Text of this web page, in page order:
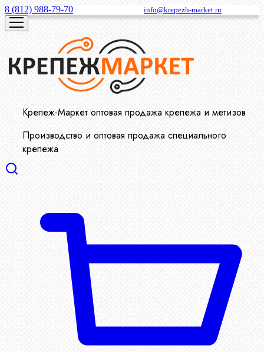
8 (812) 988-79-70 info@krepezh-market.ru
Крепеж-Маркет оптовая продажа крепежа и метизов
Производство и оптовая продажа специального
крепежа